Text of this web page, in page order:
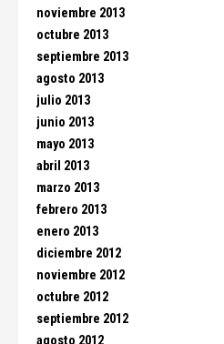
noviembre 2013
octubre 2013
septiembre 2013
agosto 2013
julio 2013
junio 2013
mayo 2013
abril 2013
marzo 2013
febrero 2013
enero 2013
diciembre 2012
noviembre 2012
octubre 2012
septiembre 2012
agosto 2012